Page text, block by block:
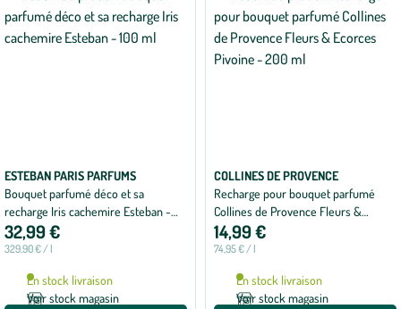
ESTEBAN PARIS PARFUMS
Bouquet parfumé déco et sa
recharge Iris cachemire Esteban -
100 ml
32,99 €
329,90 € / l
En stock livraison
Voir stock magasin
COLLINES DE PROVENCE
Recharge pour bouquet parfumé
Collines de Provence Fleurs &
Ecorces Pivoine - 200 ml
14,99 €
74,95 € / l
En stock livraison
Voir stock magasin